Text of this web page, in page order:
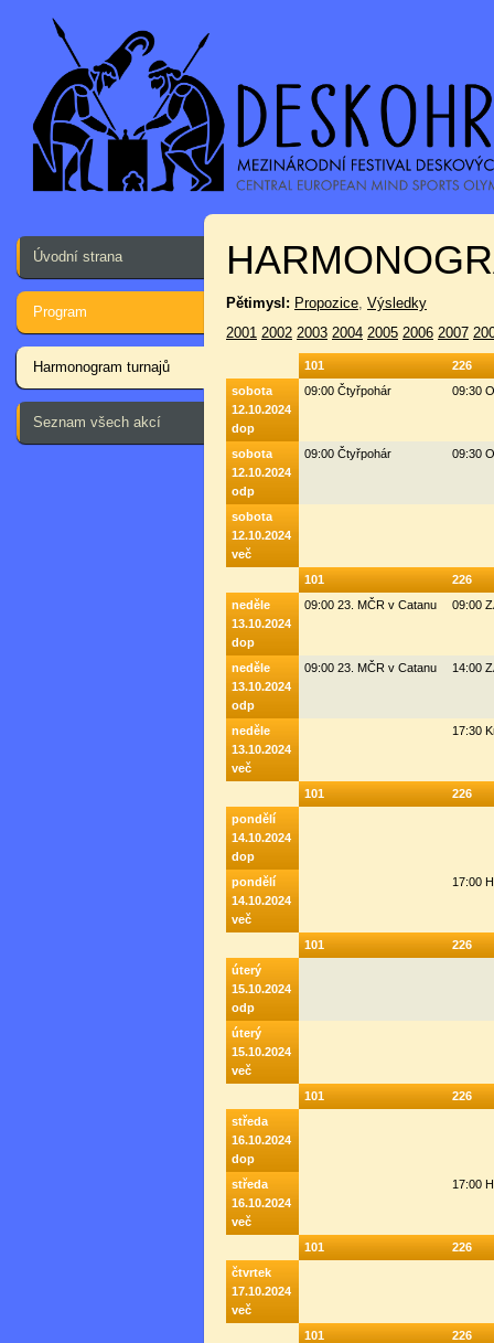
Úvodní strana
Program
Harmonogram turnajů
Seznam všech akcí
Pětimysl: Propozice, Výsledky
2001 2002 2003 2004 2005 2006 2007
101
226
sobota
12.10.2024
dop
09:00 Čtyřpohár 09:30
sobota
12.10.2024
odp
09:00 Čtyřpohár 09:30
sobota
12.10.2024
več
101
226
neděle
13.10.2024
dop
09:00 23. MČR v Catanu 09:00
neděle
13.10.2024
odp
09:00 23. MČR v Catanu 14:00
neděle
13.10.2024
več
17:30
101
226
pondělí
14.10.2024
dop
pondělí
14.10.2024
več
17:00
101
226
úterý
15.10.2024
odp
úterý
15.10.2024
več
101
226
středa
16.10.2024
dop
středa
16.10.2024
več
17:00
101
226
čtvrtek
17.10.2024
več
101
226